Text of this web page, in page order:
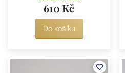
610 Kč
Do košíku